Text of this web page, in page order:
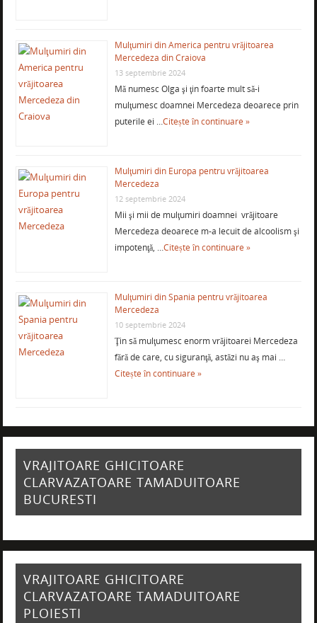
Mulţumiri din America pentru vrăjitoarea
Mercedeza din Craiova
13 septembrie 2024
Mă numesc Olga şi ţin foarte mult să-i
mulţumesc doamnei Mercedeza deoarece prin
puterile ei …Citește în continuare »
Mulţumiri din Europa pentru vrăjitoarea
Mercedeza
12 septembrie 2024
Mii şi mii de mulţumiri doamnei vrăjitoare
Mercedeza deoarece m-a lecuit de alcoolism şi
impotenţă, …Citește în continuare »
Mulţumiri din Spania pentru vrăjitoarea
Mercedeza
10 septembrie 2024
Ţin să mulţumesc enorm vrăjitoarei Mercedeza
fără de care, cu siguranţă, astăzi nu aş mai …
Citește în continuare »
VRAJITOARE GHICITOARE
CLARVAZATOARE TAMADUITOARE
BUCURESTI
VRAJITOARE GHICITOARE
CLARVAZATOARE TAMADUITOARE
PLOIESTI